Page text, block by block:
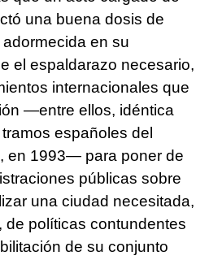
una buena dosis de
en su
el espaldarazo necesario,
internacionales que
—entre ellos, idéntica
españoles del
en 1993— para poner de
públicas sobre
una ciudad necesitada,
de políticas contundentes
de su conjunto